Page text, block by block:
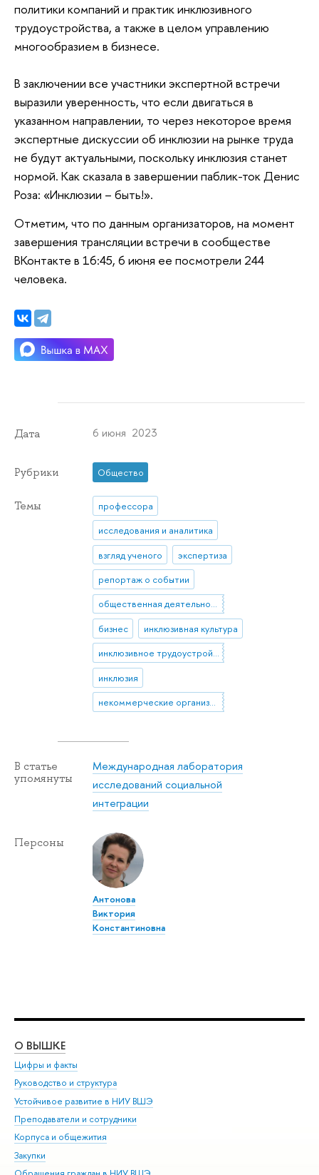
политики компаний и практик инклюзивного
трудоустройства, а также в целом управлению
многообразием в бизнесе.
В заключении все участники экспертной встречи
выразили уверенность, что если двигаться в
указанном направлении, то через некоторое время
экспертные дискуссии об инклюзии на рынке труда
не будут актуальными, поскольку инклюзия станет
нормой. Как сказала в завершении паблик-ток Денис
Роза: «Инклюзии – быть!».
Отметим, что по данным организаторов, на момент
завершения трансляции встречи в сообществе
ВКонтакте в 16:45, 6 июня ее посмотрели 244
человека.
Дата 6 июня 2023
Рубрики Общество
Темы
профессора
исследования и аналитика
взгляд ученого
экспертиза
репортаж о событии
общественная деятельность
бизнес
инклюзивная культура
инклюзивное трудоустройство
инклюзия
некоммерческие организации (нко)
В статье
упомянуты
Международная лаборатория
исследований социальной
интеграции
Персоны
Антонова
Виктория
Константиновна
О ВЫШКЕ
Цифры и факты
Руководство и структура
Устойчивое развитие в НИУ ВШЭ
Преподаватели и сотрудники
Корпуса и общежития
Закупки